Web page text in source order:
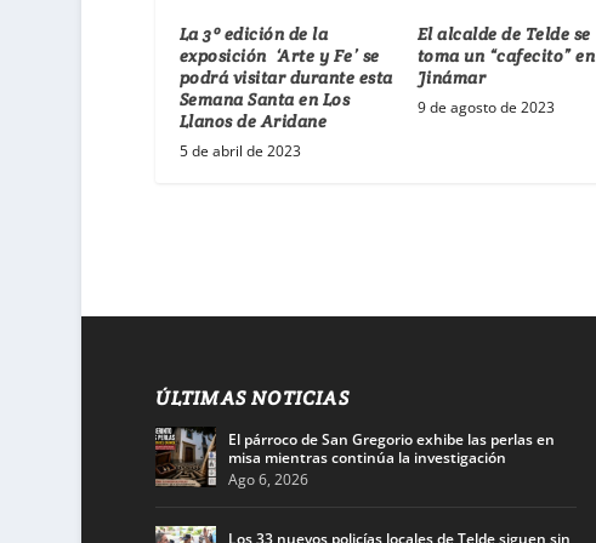
La 3º edición de la
exposición ‘Arte y Fe’ se
podrá visitar durante esta
Semana Santa en Los
Llanos de Aridane
5 de abril de 2023
El alcalde de Telde se
toma un “cafecito” en
Jinámar
9 de agosto de 2023
ÚLTIMAS NOTICIAS
El párroco de San Gregorio exhibe las perlas en
misa mientras continúa la investigación
Ago 6, 2026